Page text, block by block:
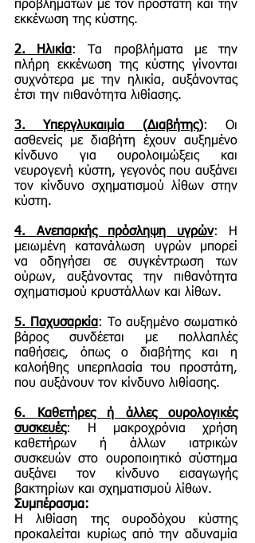
προβλημάτων με τον προστάτη και την
εκκένωση της κύστης.
2. Ηλικία: Τα προβλήματα με την
πλήρη εκκένωση της κύστης γίνονται
συχνότερα με την ηλικία, αυξάνοντας
έτσι την πιθανότητα λιθίασης.
3. Υπεργλυκαιμία (Διαβήτης): Οι
ασθενείς με διαβήτη έχουν αυξημένο
κίνδυνο για ουρολοιμώξεις και
νευρογενή κύστη, γεγονός που αυξάνει
τον κίνδυνο σχηματισμού λίθων στην
κύστη.
4. Ανεπαρκής πρόσληψη υγρών: Η
μειωμένη κατανάλωση υγρών μπορεί
να οδηγήσει σε συγκέντρωση των
ούρων, αυξάνοντας την πιθανότητα
σχηματισμού κρυστάλλων και λίθων.
5. Παχυσαρκία: Το αυξημένο σωματικό
βάρος συνδέεται με πολλαπλές
παθήσεις, όπως ο διαβήτης και η
καλοήθης υπερπλασία του προστάτη,
που αυξάνουν τον κίνδυνο λιθίασης.
6.
Καθετήρες ή άλλες ουρολογικές
συσκευές: Η μακροχρόνια χρήση
καθετήρων ή άλλων ιατρικών
συσκευών στο ουροποιητικό σύστημα
αυξάνει τον κίνδυνο εισαγωγής
βακτηρίων και σχηματισμού λίθων.
Συμπέρασμα:
Η λιθίαση της ουροδόχου κύστης
προκαλείται κυρίως από την αδυναμία